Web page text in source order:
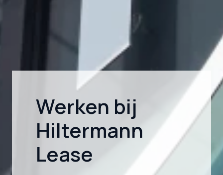
Werken bij
Hiltermann
Lease